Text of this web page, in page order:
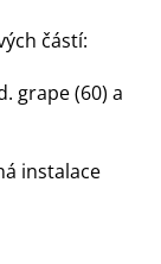
částí:
grape (60) a
instalace